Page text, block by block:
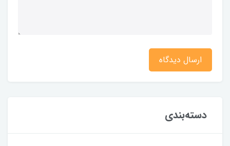
ارسال دیدگاه
دسته‌بندی